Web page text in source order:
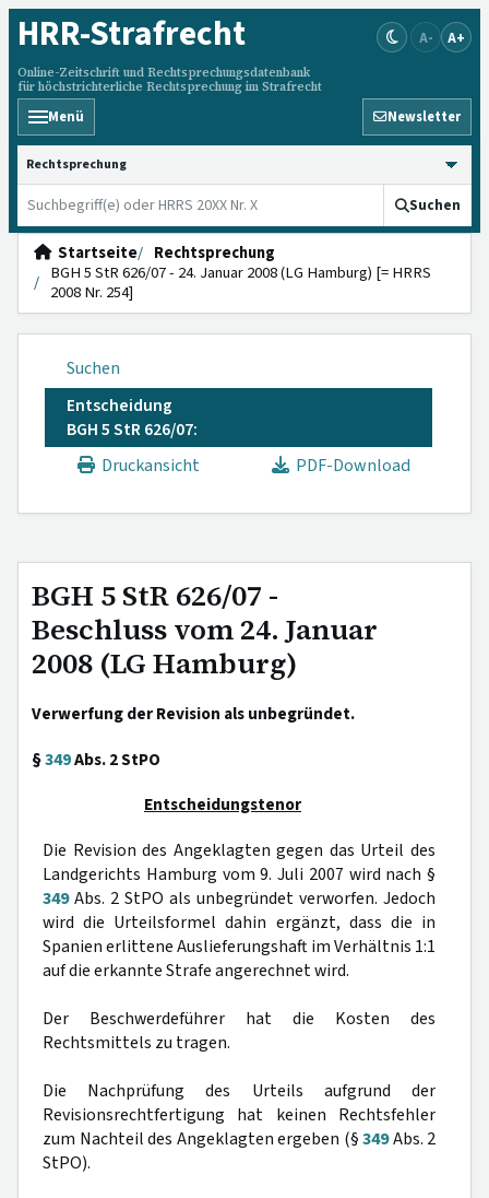
HRR-Strafrecht
Online-Zeitschrift und Rechtsprechungsdatenbank
für höchstrichterliche Rechtsprechung im Strafrecht
A- A+
Menü Newsletter
HRRS durchsuchen
Suchen
Startseite
Rechtsprechung
BGH 5 StR 626/07 - 24. Januar 2008 (LG Hamburg) [= HRRS
2008 Nr. 254]
Suchen
Entscheidung
BGH 5 StR 626/07:
Druckansicht
PDF-Download
BGH 5 StR 626/07 -
Beschluss vom 24. Januar
2008 (LG Hamburg)
Verwerfung der Revision als unbegründet.
§349Abs. 2 StPO
Entscheidungstenor
Die Revision des Angeklagten gegen das Urteil des
Landgerichts Hamburg vom 9. Juli 2007 wird nach §
349Abs. 2 StPO als unbegründet verworfen. Jedoch
wird die Urteilsformel dahin ergänzt, dass die in
Spanien erlittene Auslieferungshaft im Verhältnis 1:1
auf die erkannte Strafe angerechnet wird.
Der Beschwerdeführer hat die Kosten des
Rechtsmittels zu tragen.
Die Nachprüfung des Urteils aufgrund der
Revisionsrechtfertigung hat keinen Rechtsfehler
zum Nachteil des Angeklagten ergeben (§349Abs. 2
StPO).